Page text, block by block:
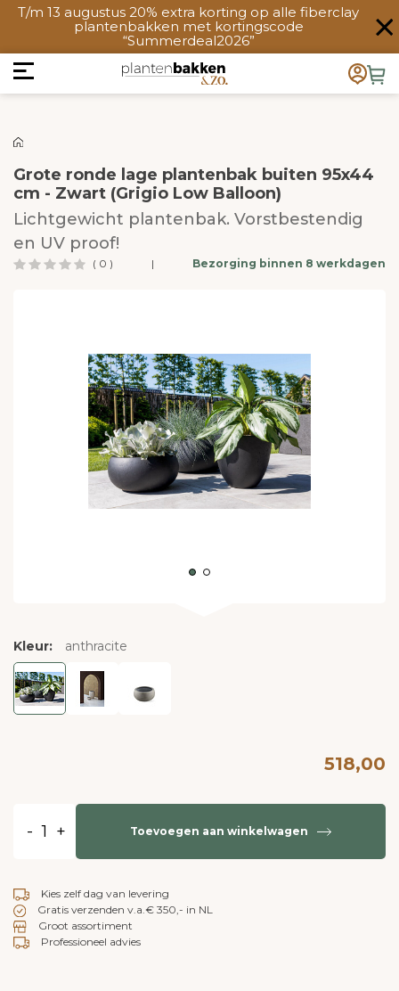
T/m 13 augustus 20% extra korting op alle fiberclay
plantenbakken met kortingscode
“Summerdeal2026”
Grote ronde lage plantenbak buiten 95x44
cm - Zwart (Grigio Low Balloon)
Lichtgewicht plantenbak. Vorstbestendig
en UV proof!
( 0 ) | Bezorging binnen 8 werkdagen
Kleur: anthracite
518,00
- + Toevoegen aan winkelwagen
Kies zelf dag van levering
Gratis verzenden v.a.€ 350,- in NL
Groot assortiment
Professioneel advies